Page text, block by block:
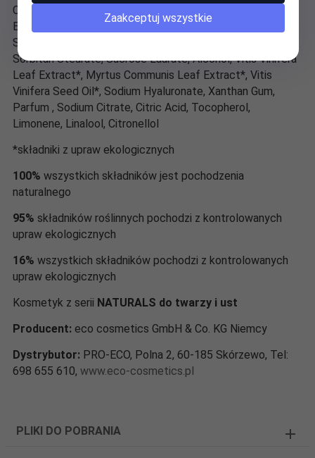
Caprylic/Capric Triglyceride, Camellia Sinensis Leaf
Extract*, Simmondsia Chinensis Seed Oil*, Glyceryl
Stearate Citrate, Glycerin, Olea Europaea Fruit Oil*,
Sorbitan Stearate, Sucrose Laurate, Alcohol, Vitis Vinifera
Leaf Extract*, Myrtus Communis Leaf Extract*, Vitis
Vinifera Seed Oil*, Sodium Hyaluronate, Xanthan Gum,
Parfum , Sodium Citrate, Citric Acid, Tocopherol,
Limonene, Linalool, Citronellol
*składniki z upraw ekologicznych
100% wszystkich składników jest pochodzenia
naturalnego
95% składników roślinnych pochodzi z kontrolowanych
upraw ekologicznych
16% wszystkich składników pochodzi z kontrolowanych
upraw ekologicznych
Kosmetyk z serii NATURALS do twarzy i ust
Producent: eco cosmetics GmbH & Co. KG Niemcy
Dystrybutor: PRO-ECO, Polna 2, 60-185 Skórzewo, Tel:
698 655 610, www.eco-cosmetics.pl
PLIKI DO POBRANIA
Zaakceptuj wszystkie